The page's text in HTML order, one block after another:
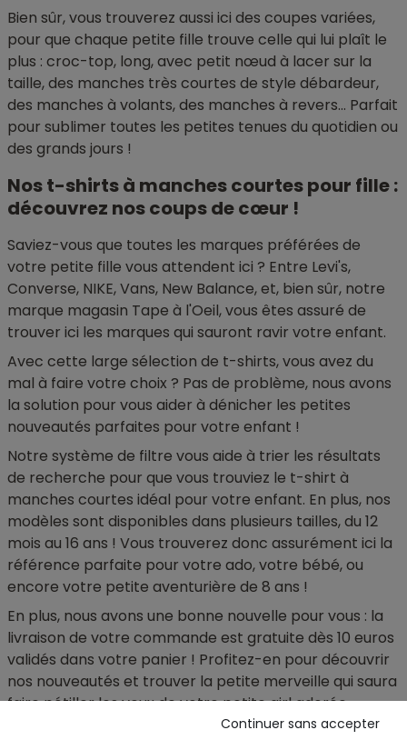
Bien sûr, vous trouverez aussi ici des coupes variées,
pour que chaque petite fille trouve celle qui lui plaît le
plus : croc-top, long, avec petit nœud à lacer sur la
taille, des manches très courtes de style débardeur,
des manches à volants, des manches à revers... Parfait
pour sublimer toutes les petites tenues du quotidien ou
des grands jours !
Nos t-shirts à manches courtes pour fille :
découvrez nos coups de cœur !
Saviez-vous que toutes les marques préférées de
votre petite fille vous attendent ici ? Entre Levi's,
Converse, NIKE, Vans, New Balance, et, bien sûr, notre
marque magasin Tape à l'Oeil, vous êtes assuré de
trouver ici les marques qui sauront ravir votre enfant.
Avec cette large sélection de t-shirts, vous avez du
mal à faire votre choix ? Pas de problème, nous avons
la solution pour vous aider à dénicher les petites
nouveautés parfaites pour votre enfant !
Notre système de filtre vous aide à trier les résultats
de recherche pour que vous trouviez le t-shirt à
manches courtes idéal pour votre enfant. En plus, nos
modèles sont disponibles dans plusieurs tailles, du 12
mois au 16 ans ! Vous trouverez donc assurément ici la
référence parfaite pour votre ado, votre bébé, ou
encore votre petite aventurière de 8 ans !
En plus, nous avons une bonne nouvelle pour vous : la
livraison de votre commande est gratuite dès 10 euros
validés dans votre panier ! Profitez-en pour découvrir
nos nouveautés et trouver la petite merveille qui saura
faire pétiller les yeux de votre petite girl adorée.
Continuer sans accepter